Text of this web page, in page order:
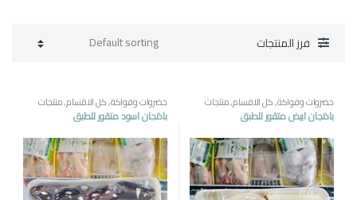
فرز المنتجات
خضروات وفواكة,كل الاقسام,منتجات
مصرية
باذنجان ابيض متقور للطبق
خضروات وفواكة,كل الاقسام,منتجات
مصرية
باذنجان اسود متقور للطبق